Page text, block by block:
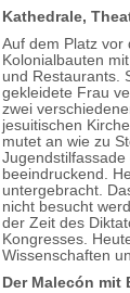
Kathedrale,
Auf dem Platz vor
Kolonialbauten
und Restaurants.
gekleidete Frau
zwei
jesuitischen
mutet an wie zu
beeindruckend.
untergebracht.
nicht besucht
der Zeit des
Kongresses.
Wissenschaften
Der Malecón